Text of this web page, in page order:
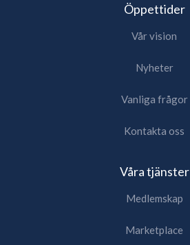
Öppettider
Vår vision
Nyheter
Vanliga frågor
Kontakta oss
Våra tjänster
Medlemskap
Marketplace